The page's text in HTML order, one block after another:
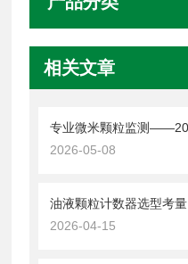
相关文章
2026-05-08
油液颗粒计数器选型考量
2026-04-15